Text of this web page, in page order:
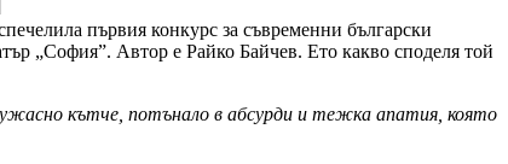
първия конкурс за съвременни български
„София”. Автор е Райко Байчев. Ето какво споделя той
кътче, потънало в абсурди и тежка апатия, която